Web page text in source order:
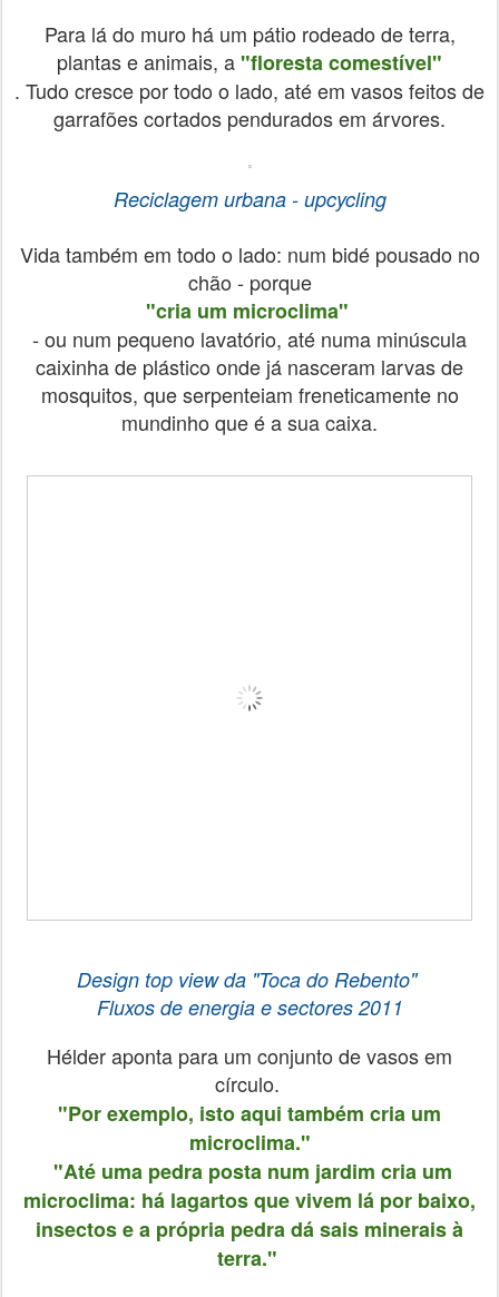
Para lá do muro há um pátio rodeado de terra,
plantas e animais, a"floresta comestível"
. Tudo cresce por todo o lado, até em vasos feitos de
garrafões cortados pendurados em árvores.
Reciclagem urbana - upcycling
Vida também em todo o lado: num bidé pousado no
chão - porque
"cria um microclima"
- ou num pequeno lavatório, até numa minúscula
caixinha de plástico onde já nasceram larvas de
mosquitos, que serpenteiam freneticamente no
mundinho que é a sua caixa.
Design top view da "Toca do Rebento"
Fluxos de energia e sectores 2011
Hélder aponta para um conjunto de vasos em
círculo.
"Por exemplo, isto aqui também cria um
microclima."
"Até uma pedra posta num jardim cria um
microclima: há lagartos que vivem lá por baixo,
insectos e a própria pedra dá sais minerais à
terra."